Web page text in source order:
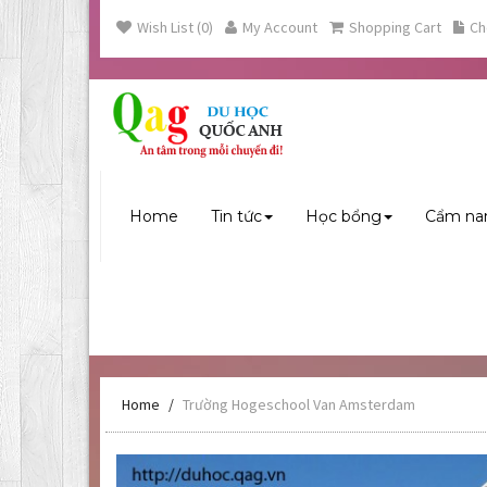
Wish List (0) My Account Shopping Cart
Home Tin tức Học bổng Cẩm
Home Trường Hogeschool Van Amsterdam